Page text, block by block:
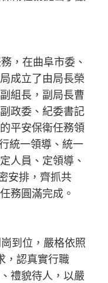
，在曲阜市委、
成立了由局長榮
組長，副局長曹
政委、紀委書記
平安保衛任務領
統一領導、統一
人員、定領導、
安排，齊抓共
務圓滿完成。
到位，嚴格依照
，認真實行職
禮貌待人，以嚴